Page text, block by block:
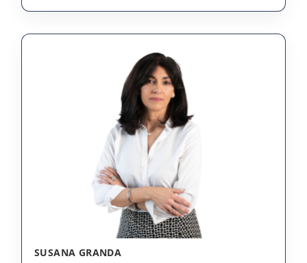
SUSANA GRANDA